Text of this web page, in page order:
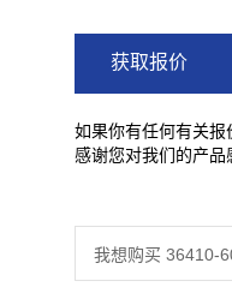
获取报价
如果你有任何有关报
感谢您对我们的产品